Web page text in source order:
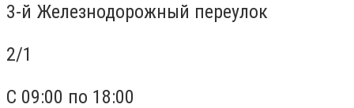
3-й Железнодорожный переулок
2/1
С 09:00 по 18:00